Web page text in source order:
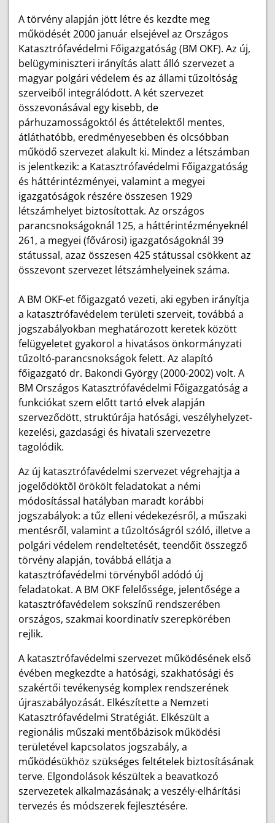
A törvény alapján jött létre és kezdte meg
működését 2000 január elsejével az Országos
Katasztrófavédelmi Főigazgatóság (BM OKF). Az új,
belügyminiszteri irányítás alatt álló szervezet a
magyar polgári védelem és az állami tűzoltóság
szerveiből integrálódott. A két szervezet
összevonásával egy kisebb, de
párhuzamosságoktól és áttételektől mentes,
átláthatóbb, eredményesebben és olcsóbban
működő szervezet alakult ki. Mindez a létszámban
is jelentkezik: a Katasztrófavédelmi Főigazgatóság
és háttérintézményei, valamint a megyei
igazgatóságok részére összesen 1929
létszámhelyet biztosítottak. Az országos
parancsnokságoknál 125, a háttérintézményeknél
261, a megyei (fővárosi) igazgatóságoknál 39
státussal, azaz összesen 425 státussal csökkent az
összevont szervezet létszámhelyeinek száma.
A BM OKF-et főigazgató vezeti, aki egyben irányítja
a katasztrófavédelem területi szerveit, továbbá a
jogszabályokban meghatározott keretek között
felügyeletet gyakorol a hivatásos önkormányzati
tűzoltó-parancsnokságok felett. Az alapító
főigazgató dr. Bakondi György (2000-2002) volt. A
BM Országos Katasztrófavédelmi Főigazgatóság a
funkciókat szem előtt tartó elvek alapján
szerveződött, struktúrája hatósági, veszélyhelyzet-
kezelési, gazdasági és hivatali szervezetre
tagolódik.
Az új katasztrófavédelmi szervezet végrehajtja a
jogelődöktõl örökölt feladatokat a némi
módosítással hatályban maradt korábbi
jogszabályok: a tűz elleni védekezésről, a műszaki
mentésről, valamint a tűzoltóságról szóló, illetve a
polgári védelem rendeltetését, teendőit összegző
törvény alapján, továbbá ellátja a
katasztrófavédelmi törvényből adódó új
feladatokat. A BM OKF felelőssége, jelentősége a
katasztrófavédelem sokszínű rendszerében
országos, szakmai koordinatív szerepkörében
rejlik.
A katasztrófavédelmi szervezet működésének első
évében megkezdte a hatósági, szakhatósági és
szakértői tevékenység komplex rendszerének
újraszabályozását. Elkészítette a Nemzeti
Katasztrófavédelmi Stratégiát. Elkészült a
regionális műszaki mentőbázisok működési
területével kapcsolatos jogszabály, a
működésükhöz szükséges feltételek biztosításának
terve. Elgondolások készültek a beavatkozó
szervezetek alkalmazásának; a veszély-elhárítási
tervezés és módszerek fejlesztésére.